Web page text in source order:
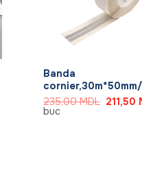
Banda
cornier,30m*50mm/
235,00MDL Prețul
inițial
211,50
buc